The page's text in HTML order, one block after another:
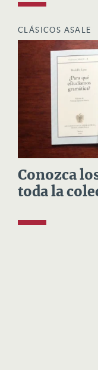
CLÁSICOS ASALE
Conozca
toda la